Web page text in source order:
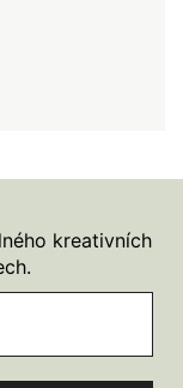
kreativních